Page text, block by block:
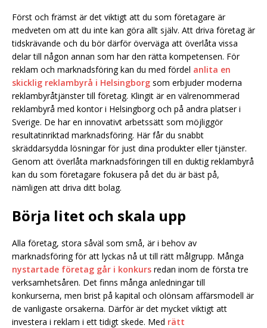
Först och främst är det viktigt att du som företagare är
medveten om att du inte kan göra allt själv. Att driva företag är
tidskrävande och du bör därför överväga att överlåta vissa
delar till någon annan som har den rätta kompetensen. För
reklam och marknadsföring kan du med fördel anlita en
skicklig reklambyrå i Helsingborg som erbjuder moderna
reklambyråtjänster till företag. Klingit är en välrenommerad
reklambyrå med kontor i Helsingborg och på andra platser i
Sverige. De har en innovativt arbetssätt som möjliggör
resultatinriktad marknadsföring. Här får du snabbt
skräddarsydda lösningar för just dina produkter eller tjänster.
Genom att överlåta marknadsföringen till en duktig reklambyrå
kan du som företagare fokusera på det du är bäst på,
nämligen att driva ditt bolag.
Börja litet och skala upp
Alla företag, stora såväl som små, är i behov av
marknadsföring för att lyckas nå ut till rätt målgrupp. Många
nystartade företag går i konkurs redan inom de första tre
verksamhetsåren. Det finns många anledningar till
konkurserna, men brist på kapital och olönsam affärsmodell är
de vanligaste orsakerna. Därför är det mycket viktigt att
investera i reklam i ett tidigt skede. Med rätt